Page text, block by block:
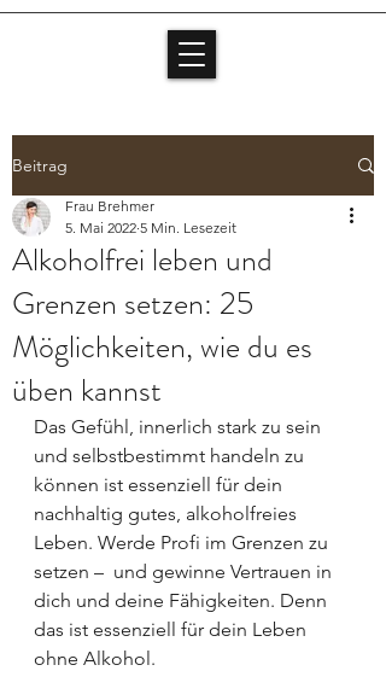
Beitrag
Alkoholfrei leben und
Grenzen setzen: 25
Möglichkeiten, wie du es
üben kannst
Frau Brehmer
5. Mai 2022 5 Min. Lesezeit
Das Gefühl, innerlich stark zu sein
und selbstbestimmt handeln zu
können ist essenziell für dein
nachhaltig gutes, alkoholfreies
Leben. Werde Profi im Grenzen zu
setzen –  und gewinne Vertrauen in
dich und deine Fähigkeiten. Denn
das ist essenziell für dein Leben
ohne Alkohol.